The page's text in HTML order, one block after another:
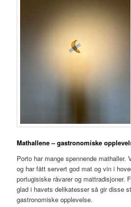
Mathallene – gastronomiske
Porto har mange spennende mathaller.
og har fått servert god mat og vin i
portugisiske råvarer og mattradisjoner.
glad i havets delikatesser så gir disse
gastronomiske opplevelse.